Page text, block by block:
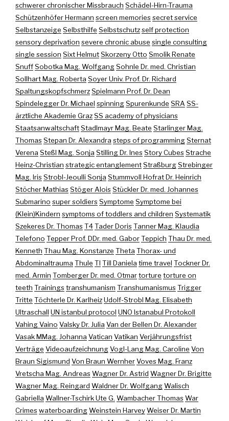
schwerer chronischer Missbrauch Schädel-Hirn-Trauma
Schützenhöfer Hermann screen memoriessecret service
Selbstanzeige Selbsthilfe Selbstschutzself protection
sensory deprivation severe chronic abuse single consulting
single session Sixt HelmutSkorzeny Otto Smolik Renate
SnuffSobotka Mag. WolfgangSohnle Dr. med. Christian
Sollhart Mag. Roberta Soyer Univ. Prof. Dr. Richard
SpaltungskopfschmerzSpielmann Prof. Dr. Dean
Spindelegger Dr. Michael spinningSpurenkunde SRA SS-
ärztliche Akademie GrazSS academy of physicians
StaatsanwaltschaftStadlmayr Mag. Beate Starlinger Mag.
ThomasStepan Dr. Alexandra steps of programmingSternat
Verena Steßl Mag. Sonja Stilling Dr. InesStory CubesStrache
Heinz-Christian strategic entanglementStraßburgStrebinger
Mag. IrisStrobl-Jeoulli Sonja Stummvoll Hofrat Dr. Heinrich
Stöcher MathiasStöger AloisStückler Dr. med. Johannes
Submarino super soldiersSymptome Symptome bei
(Klein)Kindern symptoms of toddlers and children Systematik
Szekeres Dr. ThomasT4Tader DorisTanner Mag. Klaudia
Telefono Tepper Prof. DDr. med. GaborTeppich Thau Dr. med.
Kenneth Thau Mag. Konstanze Theta Thorax- und
Abdominaltrauma Thule TI Till Daniela time travel Tockner Dr.
med. Armin Tomberger Dr. med. Otmartorture torture on
teeth Trainingstranshumanism TranshumanismusTrigger
Tritte Töchterle Dr. KarlheizUdolf-Strobl Mag. Elisabeth
Ultraschall UN istanbul protocol UNO Istanabul Protokoll
Vahing Vaino Valsky Dr. Julia Van der Bellen Dr. Alexander
Vasak MMag. Johanna Vatican Vatikan Verjährungsfrist
Verträge VideoaufzeichnungVogl-Lang Mag. Caroline Von
Braun Sigismund Von Braun WernherVoves Mag. Franz
Vretscha Mag. AndreasWagner Dr. Astrid Wagner Dr. Brigitte
Wagner Mag. Reingard Waldner Dr. WolfgangWalisch
Gabriella Wallner-Tschirk Ute G. Wambacher ThomasWar
CrimeswaterboardingWeinstein HarveyWeiser Dr. Martin